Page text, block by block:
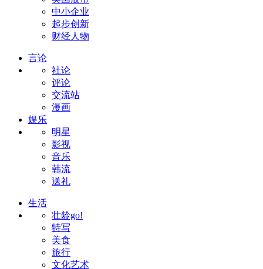
中小企业
起步创新
财经人物
言论
社论
评论
交流站
漫画
娱乐
明星
影视
音乐
韩流
送礼
生活
壮龄go!
特写
美食
旅行
文化艺术